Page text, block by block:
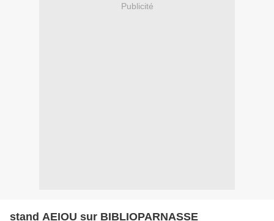
Publicité
stand AEIOU sur BIBLIOPARNASSE